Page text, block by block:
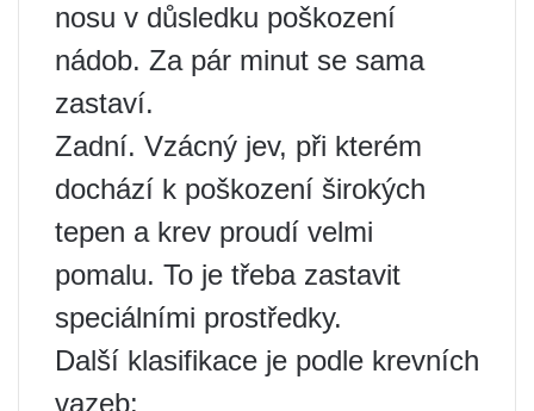
nosu v důsledku poškození
nádob. Za pár minut se sama
zastaví.
Zadní. Vzácný jev, při kterém
dochází k poškození širokých
tepen a krev proudí velmi
pomalu. To je třeba zastavit
speciálními prostředky.
Další klasifikace je podle krevních
vazeb: